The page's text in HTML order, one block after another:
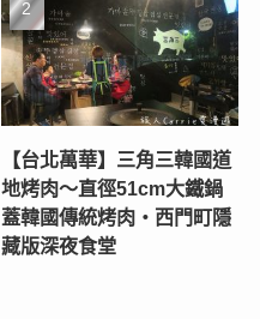
【台北萬華】三角三韓國道
地烤肉～直徑51cm大鐵鍋
蓋韓國傳統烤肉‧西門町隱
藏版深夜食堂